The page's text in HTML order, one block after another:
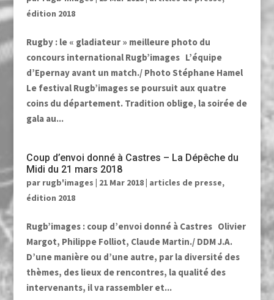
édition 2018
Rugby : le « gladiateur » meilleure photo du
concours international Rugb’images L’équipe
d’Epernay avant un match./ Photo Stéphane Hamel
Le festival Rugb’images se poursuit aux quatre
coins du département. Tradition oblige, la soirée de
gala au...
Coup d’envoi donné à Castres – La Dépêche du
Midi du 21 mars 2018
par rugb'images | 21 Mar 2018| articles de presse,
édition 2018
Rugb’images : coup d’envoi donné à Castres Olivier
Margot, Philippe Folliot, Claude Martin./ DDM J.A.
D’une manière ou d’une autre, par la diversité des
thèmes, des lieux de rencontres, la qualité des
intervenants, il va rassembler et...